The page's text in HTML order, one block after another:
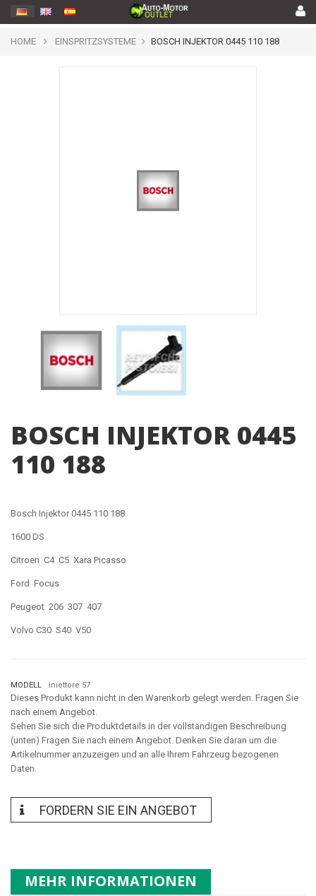
HOME EINSPRITZSYSTEME BOSCH INJEKTOR 0445 110 188
BOSCH INJEKTOR 0445
110 188
Bosch Injektor 0445 110 188
1600 DS
Citroen C4 C5 Xara Picasso
Ford Focus
Peugeot 206 307 407
Volvo C30 S40 V50
MODELL iniettore 57
Dieses Produkt kann nicht in den Warenkorb gelegt werden. Fragen Sie
nach einem Angebot.
Sehen Sie sich die Produktdetails in der vollständigen Beschreibung
(unten) Fragen Sie nach einem Angebot. Denken Sie daran um die
Artikelnummer anzuzeigen und an alle Ihrem Fahrzeug bezogenen
Daten.
FORDERN SIE EIN ANGEBOT
MEHR INFORMATIONEN